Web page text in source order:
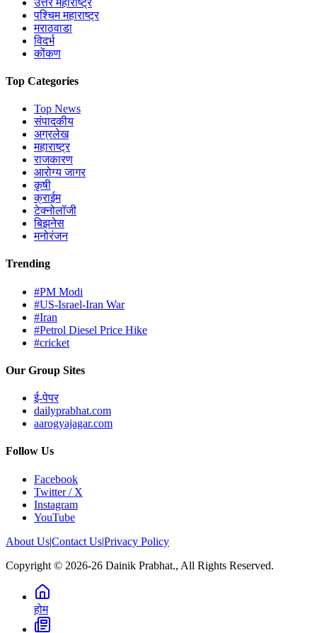
पश्चिम महाराष्ट्र
मराठवाडा
विदर्भ
कोंकण
Top Categories
Top News
संपादकीय
अग्रलेख
महाराष्ट्र
राजकारण
आरोग्य जागर
कृषी
क्राईम
टेक्नोलॉजी
बिझनेस
मनोरंजन
Trending
#PM Modi
#US-Israel-Iran War
#Iran
#Petrol Diesel Price Hike
#cricket
Our Group Sites
ई-पेपर
dailyprabhat.com
aarogyajagar.com
Follow Us
Facebook
Twitter / X
Instagram
YouTube
About Us|Contact Us|Privacy Policy
Copyright © 2026-26 Dainik Prabhat., All Rights Reserved.
होम